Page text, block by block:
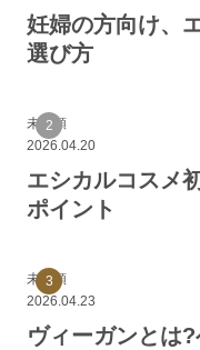
妊婦の方向け、
選び方
未分類
2026.04.20
エシカルコスメ
ポイント
未分類
2026.04.23
ヴィーガンとは